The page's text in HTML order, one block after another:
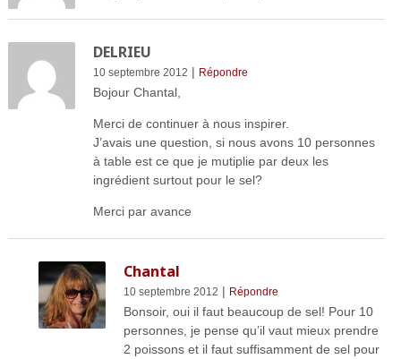
DELRIEU
10 septembre 2012 | Répondre
Bojour Chantal,
Merci de continuer à nous inspirer.
J’avais une question, si nous avons 10 personnes
à table est ce que je mutiplie par deux les
ingrédient surtout pour le sel?
Merci par avance
Chantal
10 septembre 2012 | Répondre
Bonsoir, oui il faut beaucoup de sel! Pour 10
personnes, je pense qu’il vaut mieux prendre
2 poissons et il faut suffisamment de sel pour